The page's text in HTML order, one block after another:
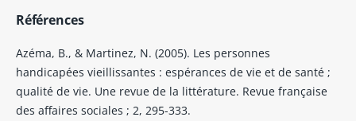
Références
Azéma, B., & Martinez, N. (2005). Les personnes
handicapées vieillissantes : espérances de vie et de santé ;
qualité de vie. Une revue de la littérature. Revue française
des affaires sociales ; 2, 295-333.